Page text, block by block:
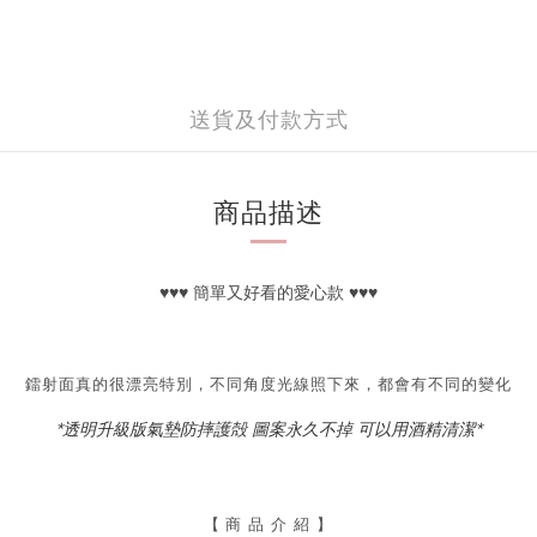
送貨及付款方式
商品描述
♥♥♥ 簡單又好看的愛心款 ♥♥♥
鐳射面真的很漂亮特別，不同角度光線照下來，都會有不同的變化
*透明升級版氣墊防摔護殻 圖案永久不掉 可以用酒精清潔*
【 商 品 介 紹 】